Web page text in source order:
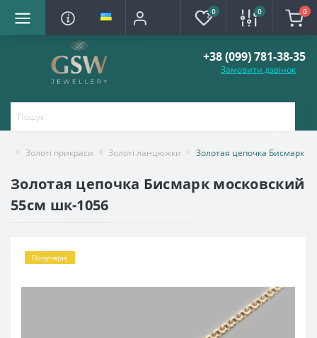
0 0 0
+38 (099) 781-38-35
Замовити дзвінок
Золоті прикраси Золоті ланцюжки Золотая цепочка Бисмарк
Золотая цепочка Бисмарк московский
55см шк-1056
Популярні